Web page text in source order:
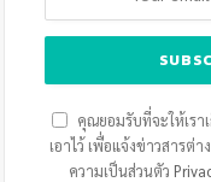
คุณยอมรับที่จะให้เร
เอาไว้ เพื่อแจ้งข่าวสารต่
ความเป็นส่วนตัว